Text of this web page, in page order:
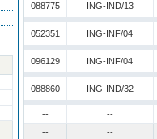
088775 ING-IND/13
052351 ING-INF/04
096129 ING-INF/04
088860 ING-IND/32
-- --
-- --